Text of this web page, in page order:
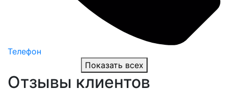
Телефон
Показать всех
Отзывы клиентов